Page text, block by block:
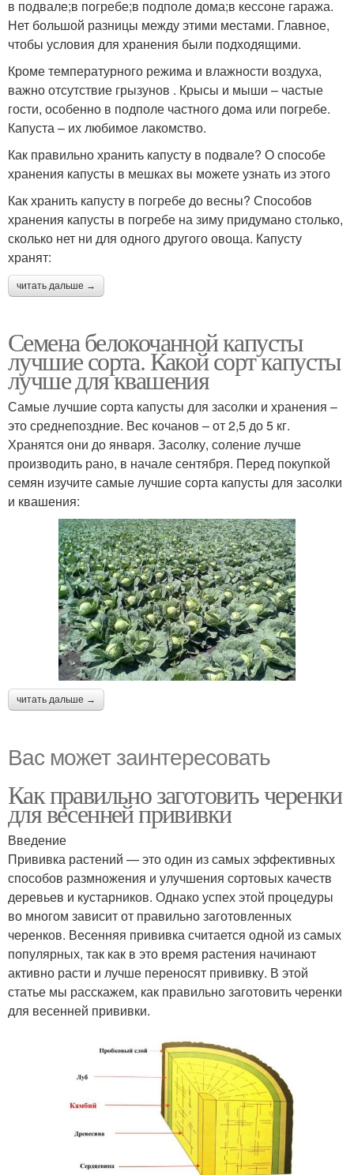
в подвале;в погребе;в подполе дома;в кессоне гаража.
Нет большой разницы между этими местами. Главное,
чтобы условия для хранения были подходящими.
Кроме температурного режима и влажности воздуха,
важно отсутствие грызунов . Крысы и мыши – частые
гости, особенно в подполе частного дома или погребе.
Капуста – их любимое лакомство.
Как правильно хранить капусту в подвале? О способе
хранения капусты в мешках вы можете узнать из этого
Как хранить капусту в погребе до весны? Способов
хранения капусты в погребе на зиму придумано столько,
сколько нет ни для одного другого овоща. Капусту
хранят:
читать дальше →
Семена белокочанной капусты
лучшие сорта. Какой сорт капусты
лучше для квашения
Самые лучшие сорта капусты для засолки и хранения –
это среднепоздние. Вес кочанов – от 2,5 до 5 кг.
Хранятся они до января. Засолку, соление лучше
производить рано, в начале сентября. Перед покупкой
семян изучите самые лучшие сорта капусты для засолки
и квашения:
читать дальше →
Вас может заинтересовать
Как правильно заготовить черенки
для весенней прививки
Введение
Прививка растений — это один из самых эффективных
способов размножения и улучшения сортовых качеств
деревьев и кустарников. Однако успех этой процедуры
во многом зависит от правильно заготовленных
черенков. Весенняя прививка считается одной из самых
популярных, так как в это время растения начинают
активно расти и лучше переносят прививку. В этой
статье мы расскажем, как правильно заготовить черенки
для весенней прививки.